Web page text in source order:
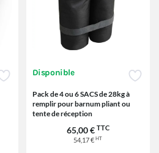
Disponible
Pack de 4 ou 6 SACS de 28kg à
remplir pour barnum pliant ou
tente de réception
65,00 € TTC
54,17 €HT